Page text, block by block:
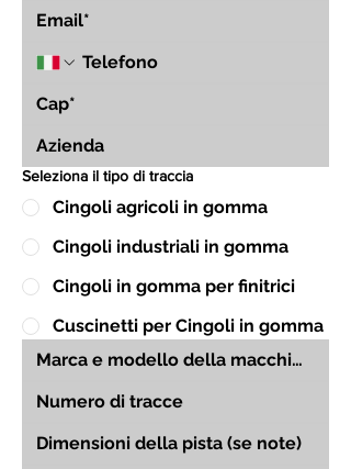
Seleziona il tipo di traccia
Cingoli agricoli in gomma
Cingoli industriali in gomma
Cingoli in gomma per finitrici
Cuscinetti per Cingoli in gomma